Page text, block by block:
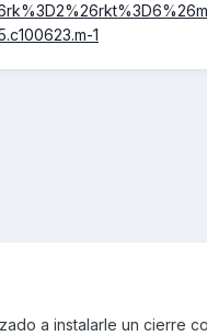
1
a instalarle un cierre